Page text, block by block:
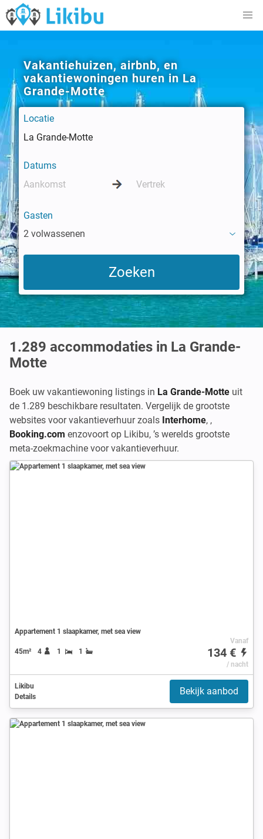
Vakantiehuizen, airbnb, en
vakantiewoningen huren in La
Grande-Motte
Locatie
Datums
Gasten
2 volwassenen
1.289 accommodaties in La Grande-
Motte
Boek uw vakantiewoning listings in La Grande-Motte uit
de 1.289 beschikbare resultaten. Vergelijk de grootste
websites voor vakantieverhuur zoals Interhome, ,
Booking.com enzovoort op Likibu, ’s werelds grootste
meta-zoekmachine voor vakantieverhuur.
Appartement 1 slaapkamer, met sea view
45m² 4 1 1
Vanaf
134 €
/ nacht
Likibu
Details
Bekijk aanbod